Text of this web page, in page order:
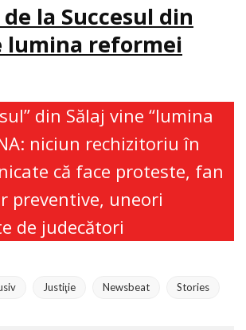
la Succesul din
lumina reformei
din Sălaj vine “lumina
niciun rechizitoriu în
că face proteste, fan
preventive, uneori
de judecători
Justiţie Newsbeat Stories